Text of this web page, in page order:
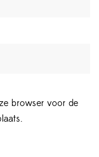
browser voor de